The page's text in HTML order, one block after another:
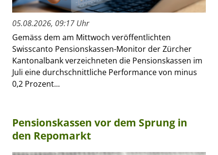
05.08.2026, 09:17 Uhr
Gemäss dem am Mittwoch veröffentlichten
Swisscanto Pensionskassen-Monitor der Zürcher
Kantonalbank verzeichneten die Pensionskassen im
Juli eine durchschnittliche Performance von minus
0,2 Prozent...
Pensionskassen vor dem Sprung in
den Repomarkt